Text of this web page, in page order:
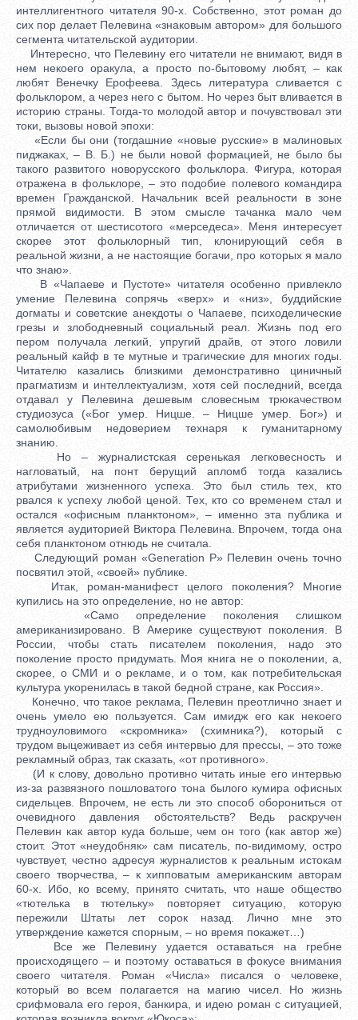
интеллигентного читателя 90-х. Собственно, этот роман до
сих пор делает Пелевина «знаковым автором» для большого
сегмента читательской аудитории.
Интересно, что Пелевину его читатели не внимают, видя в
нем некоего оракула, а просто по-бытовому любят, – как
любят Венечку Ерофеева. Здесь литература сливается с
фольклором, а через него с бытом. Но через быт вливается в
историю страны. Тогда-то молодой автор и почувствовал эти
токи, вызовы новой эпохи:
«Если бы они (тогдашние «новые русские» в малиновых
пиджаках, – В. Б.) не были новой формацией, не было бы
такого развитого новорусского фольклора. Фигура, которая
отражена в фольклоре, – это подобие полевого командира
времен Гражданской. Начальник всей реальности в зоне
прямой видимости. В этом смысле тачанка мало чем
отличается от шестисотого «мерседеса». Меня интересует
скорее этот фольклорный тип, клонирующий себя в
реальной жизни, а не настоящие богачи, про которых я мало
что знаю».
В «Чапаеве и Пустоте» читателя особенно привлекло
умение Пелевина сопрячь «верх» и «низ», буддийские
догматы и советские анекдоты о Чапаеве, психоделические
грезы и злободневный социальный реал. Жизнь под его
пером получала легкий, упругий драйв, от этого ловили
реальный кайф в те мутные и трагические для многих годы.
Читателю казались близкими демонстративно циничный
прагматизм и интеллектуализм, хотя сей последний, всегда
отдавал у Пелевина дешевым словесным трюкачеством
студиозуса («Бог умер. Ницше. – Ницше умер. Бог») и
самолюбивым недоверием технаря к гуманитарному
знанию.
Но – журналистская серенькая легковесность и
нагловатый, на понт берущий апломб тогда казались
атрибутами жизненного успеха. Это был стиль тех, кто
рвался к успеху любой ценой. Тех, кто со временем стал и
остался «офисным планктоном», – именно эта публика и
является аудиторией Виктора Пелевина. Впрочем, тогда она
себя планктоном отнюдь не считала.
Следующий роман «Generation P» Пелевин очень точно
посвятил этой, «своей» публике.
Итак, роман-манифест целого поколения? Многие
купились на это определение, но не автор:
«Само определение поколения слишком
американизировано. В Америке существуют поколения. В
России, чтобы стать писателем поколения, надо это
поколение просто придумать. Моя книга не о поколении, а,
скорее, о СМИ и о рекламе, и о том, как потребительская
культура укоренилась в такой бедной стране, как Россия».
Конечно, что такое реклама, Пелевин преотлично знает и
очень умело ею пользуется. Сам имидж его как некоего
трудноуловимого «скромника» (схимника?), который с
трудом выцеживает из себя интервью для прессы, – это тоже
рекламный образ, так сказать, «от противного».
(И к слову, довольно противно читать иные его интервью
из-за развязного пошловатого тона былого кумира офисных
сидельцев. Впрочем, не есть ли это способ оборониться от
очевидного давления обстоятельств? Ведь раскручен
Пелевин как автор куда больше, чем он того (как автор же)
стоит. Этот «неудобняк» сам писатель, по-видимому, остро
чувствует, честно адресуя журналистов к реальным истокам
своего творчества, – к хипповатым американским авторам
60-х. Ибо, ко всему, принято считать, что наше общество
«тютелька в тютельку» повторяет ситуацию, которую
пережили Штаты лет сорок назад. Лично мне это
утверждение кажется спорным, – но время покажет…)
Все же Пелевину удается оставаться на гребне
происходящего – и поэтому оставаться в фокусе внимания
своего читателя. Роман «Числа» писался о человеке,
который во всем полагается на магию чисел. Но жизнь
срифмовала его героя, банкира, и идею роман с ситуацией,